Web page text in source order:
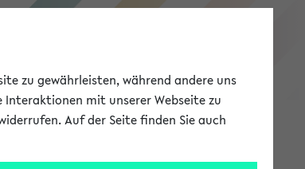
eKVV
zu gewährleisten, während andere uns
Interaktionen mit unserer Webseite zu
Auf der Seite finden Sie auch